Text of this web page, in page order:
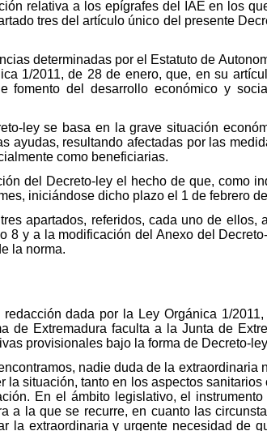
relativa a los epígrafes del IAE en los
tres del artículo único del presente
determinadas por el Estatuto de
1/2011, de 28 de enero, que, en su
fomento del desarrollo económico y
ley se basa en la grave situación
ayudas, resultando afectadas por las
como beneficiarias.
del Decreto-ley el hecho de que, como
iniciándose dicho plazo el 1 de febrero
apartados, referidos, cada uno de ellos,
y a la modificación del Anexo del
la norma.
dada por la Ley Orgánica 1/
de Extremadura faculta a la Junta de
provisionales bajo la forma de Decreto-
nadie duda de la extraordinaria
situación, tanto en los aspectos sanitarios
En el ámbito legislativo, el instrumento
a la que se recurre, en cuanto las
la extraordinaria y urgente necesidad de